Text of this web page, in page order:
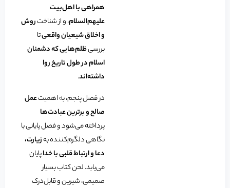
همراهی با اهل‌بیت
علیهم‌السلام، و از شناختروش
و اخلاق شیعیان واقعیتا
بررسیظلم‌هایی که دشمنان
اسلام در طول تاریخ روا
داشته‌اند.
در فصل پنجم، به اهمیتعمل
صالح و برترین عبادت‌ها
پرداخته می‌شود و فصل پایانی با
نگاهی دلگرم‌کننده بهزیارت،
دعا و ارتباط قلبی با خداپایان
می‌یابد. لحن کتاب بسیار
صمیمی، شیرین و قابل‌درک